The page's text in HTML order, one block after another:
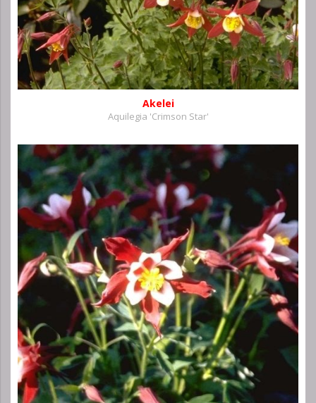
Akelei
Aquilegia 'Crimson Star'